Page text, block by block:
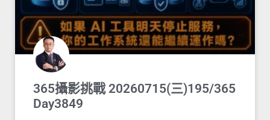
365攝影挑戰 20260715(三)195/365
Day3849